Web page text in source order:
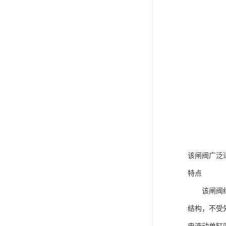
该闸阀广泛
特点
该闸阀结
结构，不受